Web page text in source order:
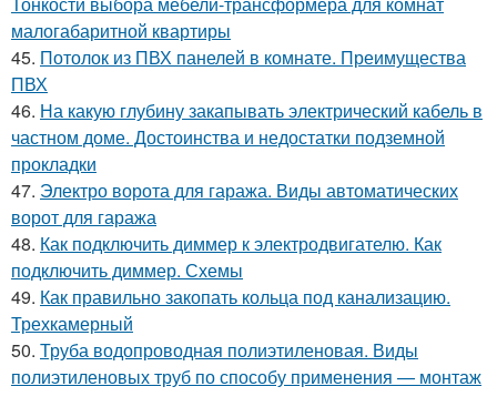
малогабаритной квартиры
45. Потолок из ПВХ панелей в комнате. Преимущества
ПВХ
46. На какую глубину закапывать электрический кабель в
частном доме. Достоинства и недостатки подземной
прокладки
47. Электро ворота для гаража. Виды автоматических
ворот для гаража
48. Как подключить диммер к электродвигателю. Как
подключить диммер. Схемы
49. Как правильно закопать кольца под канализацию.
Трехкамерный
50. Труба водопроводная полиэтиленовая. Виды
полиэтиленовых труб по способу применения — монтаж